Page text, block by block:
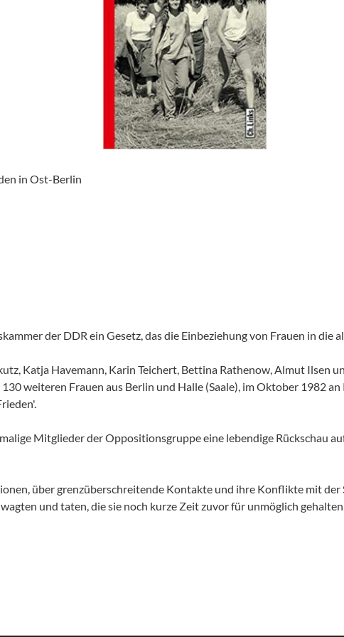
in Ost-Berlin
der DDR ein Gesetz, das die Einbeziehung von Frauen in die
Katja Havemann, Karin Teichert, Bettina Rathenow, Almut Ilsen
weiteren Frauen aus Berlin und Halle (Saale), im Oktober 1982
Mitglieder der Oppositionsgruppe eine lebendige Rückschau
über grenzüberschreitende Kontakte und ihre Konflikte mit der
und taten, die sie noch kurze Zeit zuvor für unmöglich